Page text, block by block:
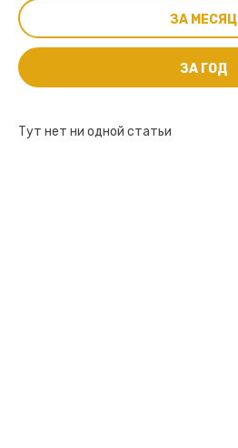
ЗА МЕСЯЦ
ЗА ГОД
Тут нет ни одной статьи